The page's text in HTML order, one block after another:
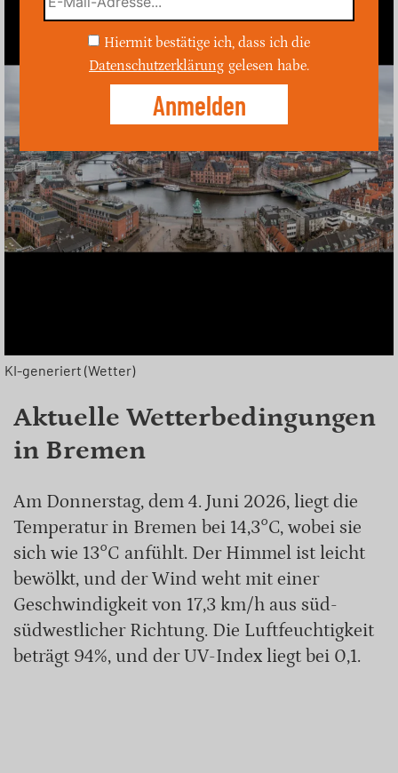
KI-generiert (Wetter)
Aktuelle Wetterbedingungen
in Bremen
Am Donnerstag, dem 4. Juni 2026, liegt die
Temperatur in Bremen bei 14,3°C, wobei sie
sich wie 13°C anfühlt. Der Himmel ist leicht
bewölkt, und der Wind weht mit einer
Geschwindigkeit von 17,3 km/h aus süd-
südwestlicher Richtung. Die Luftfeuchtigkeit
beträgt 94%, und der UV-Index liegt bei 0,1.
Hiermit bestätige ich, dass ich die
Datenschutzerklärung gelesen habe.